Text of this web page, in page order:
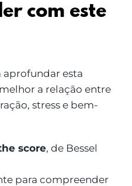
com este
aprofundar esta
a relação entre
stress e bem-
score, de Bessel
para compreender